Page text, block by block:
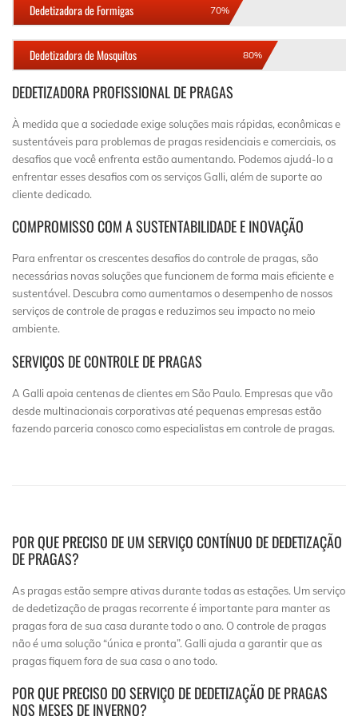
Dedetizadora de Formigas 70%
Dedetizadora de Mosquitos 80%
DEDETIZADORA PROFISSIONAL DE PRAGAS
À medida que a sociedade exige soluções mais rápidas, econômicas e
sustentáveis para problemas de pragas residenciais e comerciais, os
desafios que você enfrenta estão aumentando. Podemos ajudá-lo a
enfrentar esses desafios com os serviços Galli, além de suporte ao
cliente dedicado.
COMPROMISSO COM A SUSTENTABILIDADE E INOVAÇÃO
Para enfrentar os crescentes desafios do controle de pragas, são
necessárias novas soluções que funcionem de forma mais eficiente e
sustentável. Descubra como aumentamos o desempenho de nossos
serviços de controle de pragas e reduzimos seu impacto no meio
ambiente.
SERVIÇOS DE CONTROLE DE PRAGAS
A Galli apoia centenas de clientes em São Paulo. Empresas que vão
desde multinacionais corporativas até pequenas empresas estão
fazendo parceria conosco como especialistas em controle de pragas.
POR QUE PRECISO DE UM SERVIÇO CONTÍNUO DE DEDETIZAÇÃO
DE PRAGAS?
As pragas estão sempre ativas durante todas as estações. Um serviço
de dedetização de pragas recorrente é importante para manter as
pragas fora de sua casa durante todo o ano. O controle de pragas
não é uma solução “única e pronta”. Galli ajuda a garantir que as
pragas fiquem fora de sua casa o ano todo.
POR QUE PRECISO DO SERVIÇO DE DEDETIZAÇÃO DE PRAGAS
NOS MESES DE INVERNO?